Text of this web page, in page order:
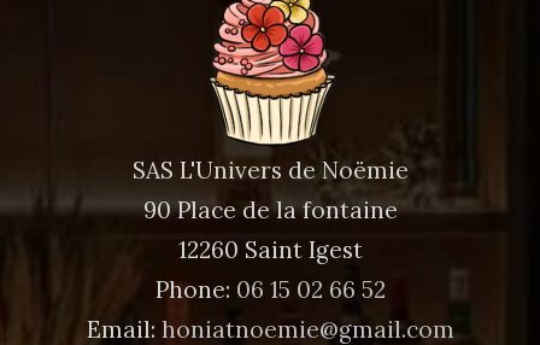
SAS L'Univers de Noëmie
90 Place de la fontaine
12260 Saint Igest
Phone: 06 15 02 66 52
Email: honiatnoemie@gmail.com